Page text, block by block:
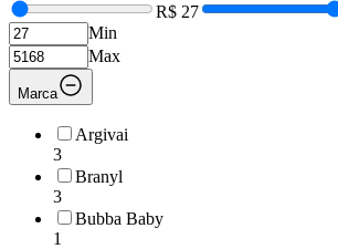
R$ 27
Min
Max
Marca
Argivai
3
Branyl
3
Bubba Baby
1